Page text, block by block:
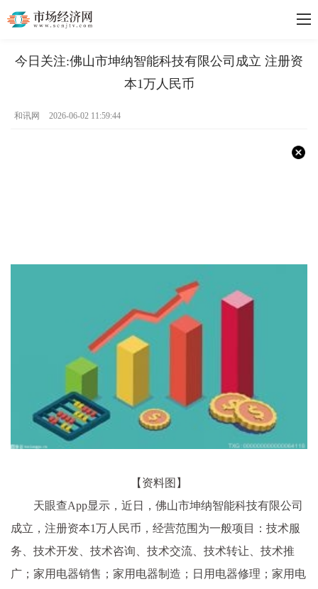
今日关注:佛山市坤纳智能科技有限公司成立 注册资
本1万人民币
和讯网 2026-06-02 11:59:44
【资料图】
天眼查App显示，近日，佛山市坤纳智能科技有限公司
成立，注册资本1万人民币，经营范围为一般项目：技术服
务、技术开发、技术咨询、技术交流、技术转让、技术推
广；家用电器销售；家用电器制造；日用电器修理；家用电